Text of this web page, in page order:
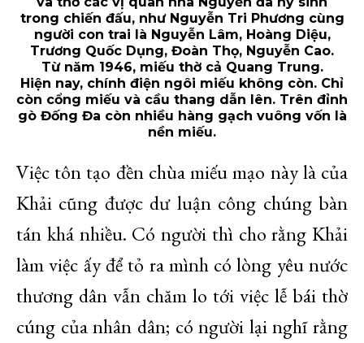
trong chiến đấu, như Nguyễn Tri Phương cùng
người con trai là Nguyễn Lâm, Hoàng Diệu,
Trương Quốc Dụng, Đoàn Thọ, Nguyễn Cao.
Từ năm 1946, miếu thờ cả Quang Trung.
Hiện nay, chính điện ngôi miếu không còn. Chỉ
còn cổng miếu và cầu thang dẫn lên. Trên đỉnh
gò Đống Đa còn nhiều hàng gạch vuông vốn là
nền miếu.
Việc tôn tạo đền chùa miếu mạo này là của
Khải cũng được dư luận công chúng bàn
tán khá nhiều. Có người thì cho rằng Khải
làm việc ấy để tỏ ra mình có lòng yêu nước
thương dân vẫn chăm lo tới việc lễ bái thờ
cúng của nhân dân; có người lại nghĩ rằng